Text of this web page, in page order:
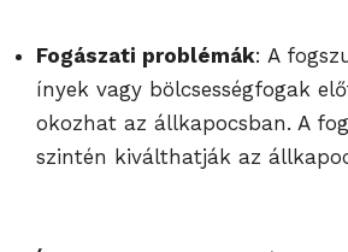
Fogászati problémák: A
ínyek vagy bölcsességfogak
okozhat az állkapocsban. A
szintén kiválthatják az